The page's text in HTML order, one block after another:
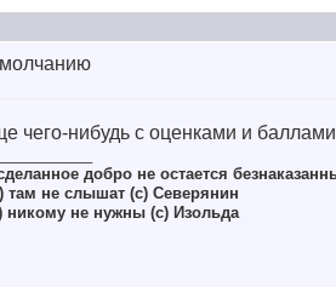
чего-нибудь с оценками и
добро не остается
там не слышат (с) Северянин
не нужны (с) Изольда